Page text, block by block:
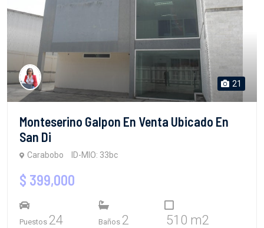
21
Monteserino Galpon En Venta Ubicado En
San Di
Carabobo ID-MIO: 33bc
$ 399,000
Puestos 24 Baños 2 510 m2